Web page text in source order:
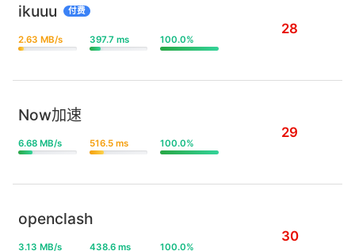
ikuuu 付费
2.63 MB/s 397.7 ms 100.0%
28
Now加速
6.68 MB/s 516.5 ms 100.0%
29
openclash
3.13 MB/s 438.6 ms 100.0%
30